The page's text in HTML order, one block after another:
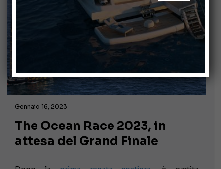
Gennaio 16, 2023
The Ocean Race 2023, in
attesa del Grand Finale